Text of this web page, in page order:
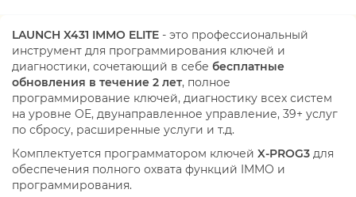
LAUNCH X431 IMMO ELITE - это профессиональный
инструмент для программирования ключей и
диагностики, сочетающий в себе бесплатные
обновления в течение 2 лет, полное
программирование ключей, диагностику всех систем
на уровне OE, двунаправленное управление, 39+ услуг
по сбросу, расширенные услуги и т.д.
Комплектуется программатором ключей X-PROG3 для
обеспечения полного охвата функций IMMO и
программирования.